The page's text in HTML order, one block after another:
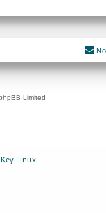
Limited
Linux